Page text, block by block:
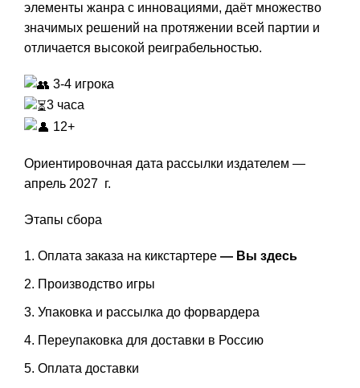
элементы жанра с инновациями, даёт множество
значимых решений на протяжении всей партии и
отличается высокой реиграбельностью.
3-4 игрока
3 часа
12+
Ориентировочная дата рассылки издателем —
апрель 2027 г.
Этапы сбора
Оплата заказа на кикстартере — Вы здесь
Производство игры
Упаковка и рассылка до форвардера
Переупаковка для доставки в Россию
Оплата доставки